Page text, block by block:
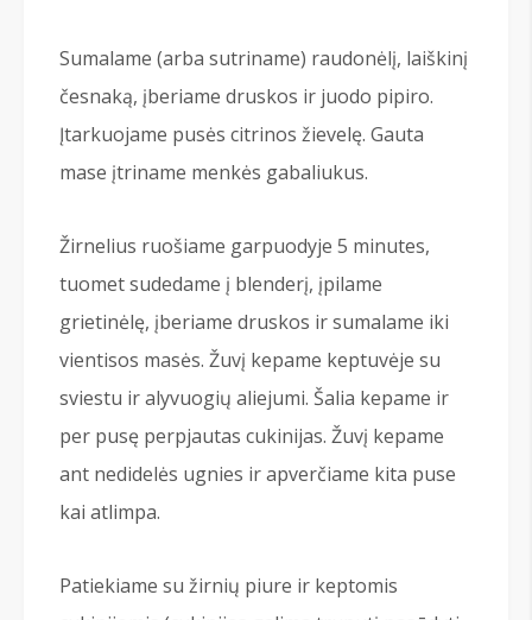
Sumalame (arba sutriname) raudonėlį, laiškinį
česnaką, įberiame druskos ir juodo pipiro.
Įtarkuojame pusės citrinos žievelę. Gauta
mase įtriname menkės gabaliukus.
Žirnelius ruošiame garpuodyje 5 minutes,
tuomet sudedame į blenderį, įpilame
grietinėlę, įberiame druskos ir sumalame iki
vientisos masės. Žuvį kepame keptuvėje su
sviestu ir alyvuogių aliejumi. Šalia kepame ir
per pusę perpjautas cukinijas. Žuvį kepame
ant nedidelės ugnies ir apverčiame kita puse
kai atlimpa.
Patiekiame su žirnių piure ir keptomis